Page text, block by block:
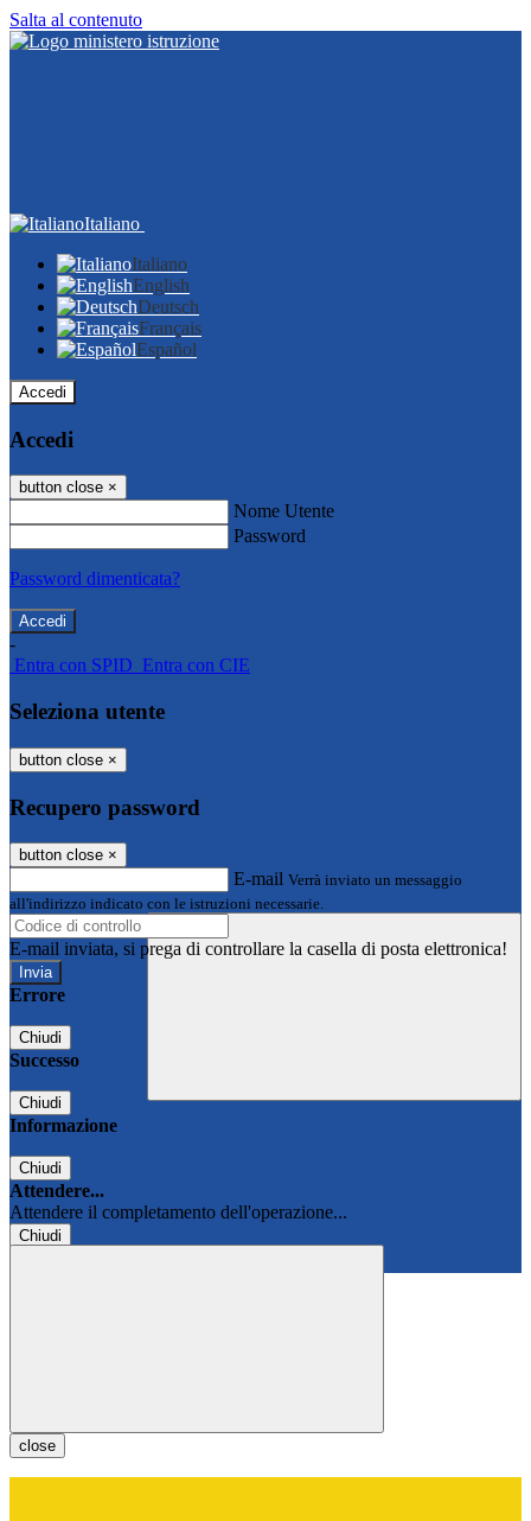
Salta al contenuto
Italiano
Italiano
English
Deutsch
Français
Español
Accedi
Accedi
button close ×
Nome Utente
Password
Password dimenticata?
-
Entra con SPID Entra con CIE
Seleziona utente
button close ×
Recupero password
button close ×
E-mail Verrà inviato un messaggio
all'indirizzo indicato con le istruzioni necessarie.
E-mail inviata, si prega di controllare la casella di posta elettronica!
Errore
Chiudi
Successo
Chiudi
Informazione
Chiudi
Attendere...
Attendere il completamento dell'operazione...
Chiudi
close